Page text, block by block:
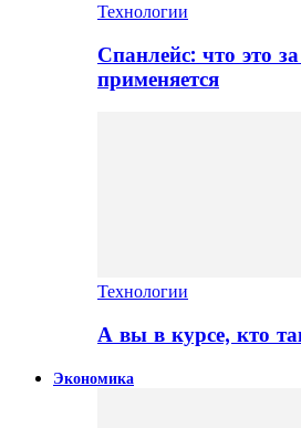
Технологии
Спанлейс: что это
применяется
Технологии
А вы в курсе, кто
Экономика